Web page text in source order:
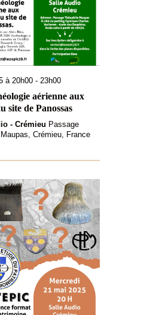
à 20h00 - 23h00
aérienne aux
site de Panossas
- Crémieu Passage
Crémieu, France